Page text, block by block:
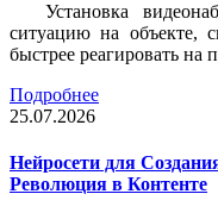
Установка
ситуацию на объекте,
быстрее реагировать на
Подробнее
25.07.2026
Нейросети для
Революция в Контенте